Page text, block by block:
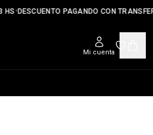
•DESCUENTO PAGANDO CON
Mi cuenta